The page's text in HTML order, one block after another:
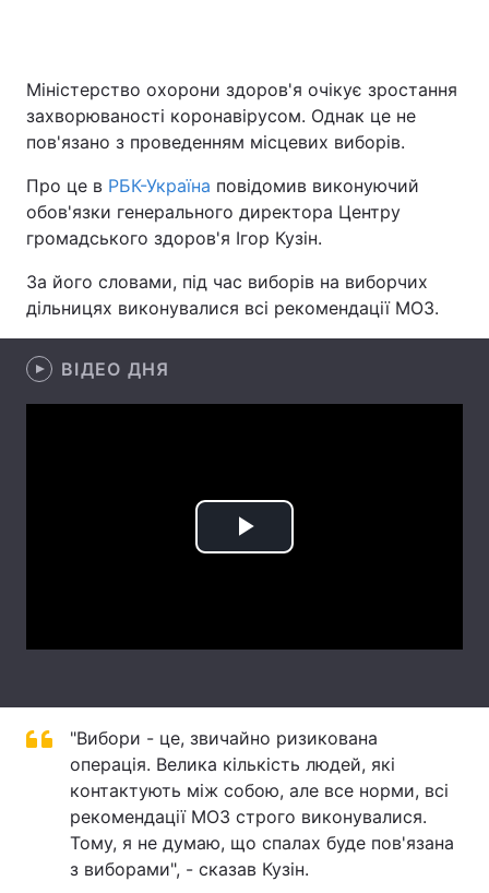
Головна Війна
Економіка Світ
Техно і зв'язок Лайт
Зброя
Регіони
Контакти
Послуги
Міністерство охорони здоров'я очікує зростання
захворюваності коронавірусом. Однак це не
пов'язано з проведенням місцевих виборів.
Про це в РБК-Україна повідомив виконуючий
обов'язки генерального директора Центру
громадського здоров'я Ігор Кузін.
За його словами, під час виборів на виборчих
дільницях виконувалися всі рекомендації МОЗ.
ВІДЕО ДНЯ
Play
"Вибори - це, звичайно ризикована
операція. Велика кількість людей, які
контактують між собою, але все норми, всі
рекомендації МОЗ строго виконувалися.
Тому, я не думаю, що спалах буде пов'язана
з виборами", - сказав Кузін.